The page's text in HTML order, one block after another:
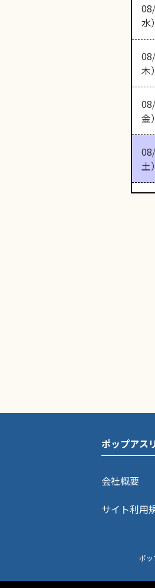
水）
木）
金）
土）
ポップアス
会社概要
サイト利用
ポッ